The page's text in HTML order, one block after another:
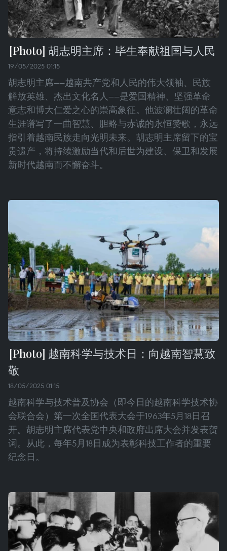
胡志明主席：毕生奉献祖国与人民
19/05/2025 01:15
胡志明主席——越南共产党和人民的伟大领袖、民族
解放英雄、杰出文化名人——是爱国精神、坚强革命
意志和博大仁爱之心的崇高象征。他波澜壮阔的革命
生涯谱写了一曲智慧、胆略与赤诚的永恒赞歌，永远
指引着越南民族走向光明未来。胡志明主席留下的宝
贵遗产，将持续激励当代和后世为建设、保卫和发展
新时代越南而不懈奋斗。
越南科学与技术日：向越南智慧致
敬
18/05/2025 01:15
越南科学与技术普及协会（即今日的越南科学技术协
会联合会）第一次全国代表大会于1963年5月18日召
开。胡志明主席代表党中央和政府出席大会并发表贺
词。从此，每年5月18日成为表彰科技工作者的重要
纪念日。